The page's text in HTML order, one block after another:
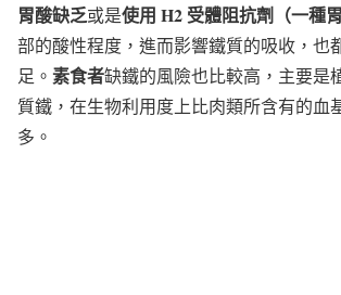
胃酸缺乏或是使用 H2 受體阻抗劑（一種胃
部的酸性程度，進而影響鐵質的吸收，也
足。 素食者缺鐵的風險也比較高，主要是
質鐵，在生物利用度上比肉類所含有的血
多。